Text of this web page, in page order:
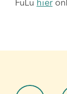
FuLu hier